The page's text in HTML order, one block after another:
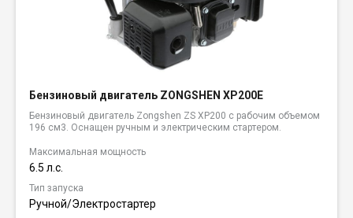
Бензиновый двигатель ZONGSHEN XP200E
Бензиновый двигатель Zongshen ZS XP200 с рабочим объемом
196 см3. Оснащен ручным и электрическим стартером.
Максимальная мощность
6.5 л.с.
Тип запуска
Ручной/Электростартер